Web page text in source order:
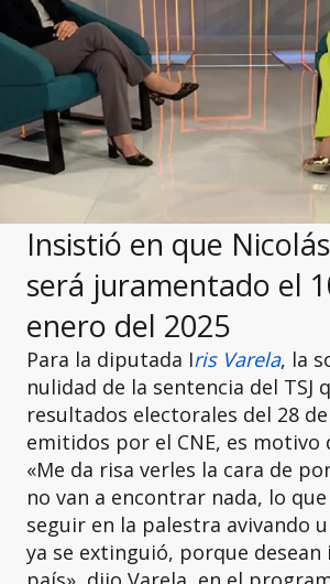
Insistió en que
será juramentado el
enero del 2025
Para la diputada Iris Varela, la
nulidad de la sentencia del TSJ
resultados electorales del 28
emitidos por el CNE, es motivo
«Me da risa verles la cara de
no van a encontrar nada, lo
seguir en la palestra avivando
ya se extinguió, porque desean